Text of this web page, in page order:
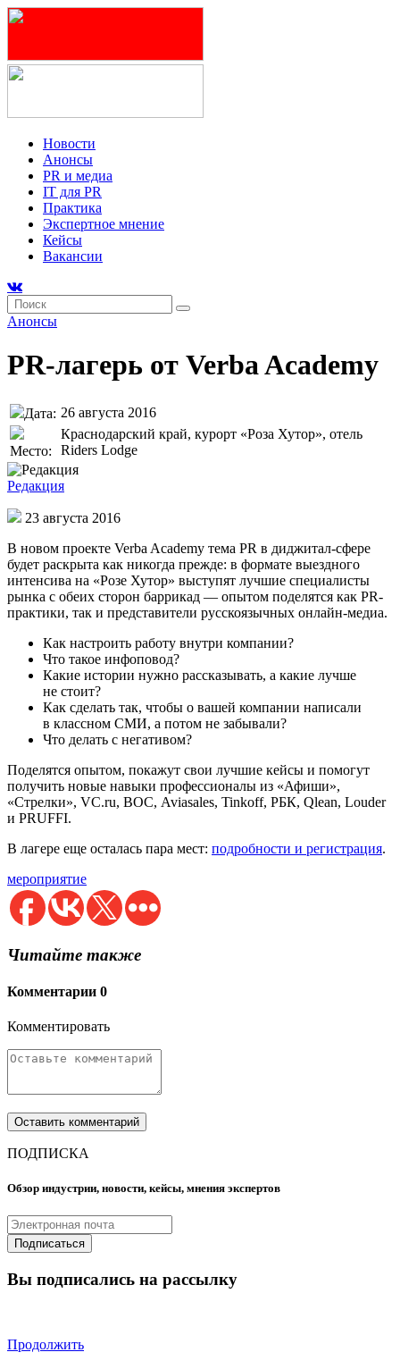
Новости
Анонсы
PR и медиа
IT для PR
Практика
Экспертное мнение
Кейсы
Вакансии
Анонсы
PR-лагерь от Verba Academy
Дата: 26 августа 2016
Место:
Краснодарский край, курорт «Роза Хутор», отель
Riders Lodge
Редакция
23 августа 2016
В новом проекте Verba Academy тема PR в диджитал-сфере
будет раскрыта как никогда прежде: в формате выездного
интенсива на «Розе Хутор» выступят лучшие специалисты
рынка с обеих сторон баррикад — опытом поделятся как PR-
практики, так и представители русскоязычных онлайн-медиа.
Как настроить работу внутри компании?
Что такое инфоповод?
Какие истории нужно рассказывать, а какие лучше
не стоит?
Как сделать так, чтобы о вашей компании написали
в классном СМИ, а потом не забывали?
Что делать с негативом?
Поделятся опытом, покажут свои лучшие кейсы и помогут
получить новые навыки профессионалы из «Афиши»,
«Стрелки», VC.ru, ВОС, Aviasales, Tinkoff, РБК, Qlean, Louder
и PRUFFI.
В лагере еще осталась пара мест: подробности и регистрация.
мероприятие
Читайте также
Комментарии 0
Комментировать
ПОДПИСКА
Обзор индустрии, новости, кейсы, мнения экспертов
Вы подписались на рассылку
Продолжить